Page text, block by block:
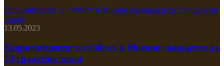
Гидрометцентр: в субботу в Москве ожидается до 23 градусов
тепла
13.05.2023
Гидрометцентр: в субботу в Москве ожидается до
23 градусов тепла